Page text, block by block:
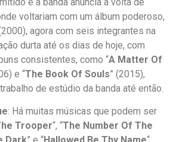
voltariam com um álbum poderoso,
agora com seis integrantes na
durta até os dias de hoje, com
consistentes, como “A Matter Of
e “The Book Of Souls” (2015),
de estúdio da banda até então.
: Há muitas músicas que podem ser
Trooper“, “The Number Of The